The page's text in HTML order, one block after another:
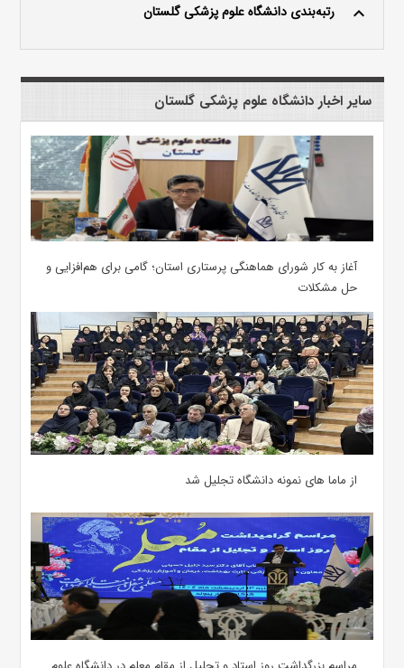
keyboard_arrow_up رتبه‌بندی دانشگاه علوم پزشکی گلستان
سایر اخبار دانشگاه علوم پزشکی گلستان
آغاز به کار شورای هماهنگی پرستاری استان؛ گامی برای هم‌افزایی و
حل مشکلات
از ماما های نمونه دانشگاه تجلیل شد